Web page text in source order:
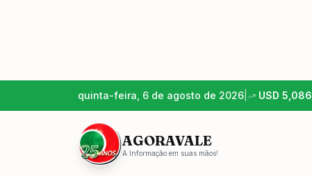
quinta-feira, 6 de agosto de 2026 USD 5,086
AGORAVALE
A Informação em suas mãos!